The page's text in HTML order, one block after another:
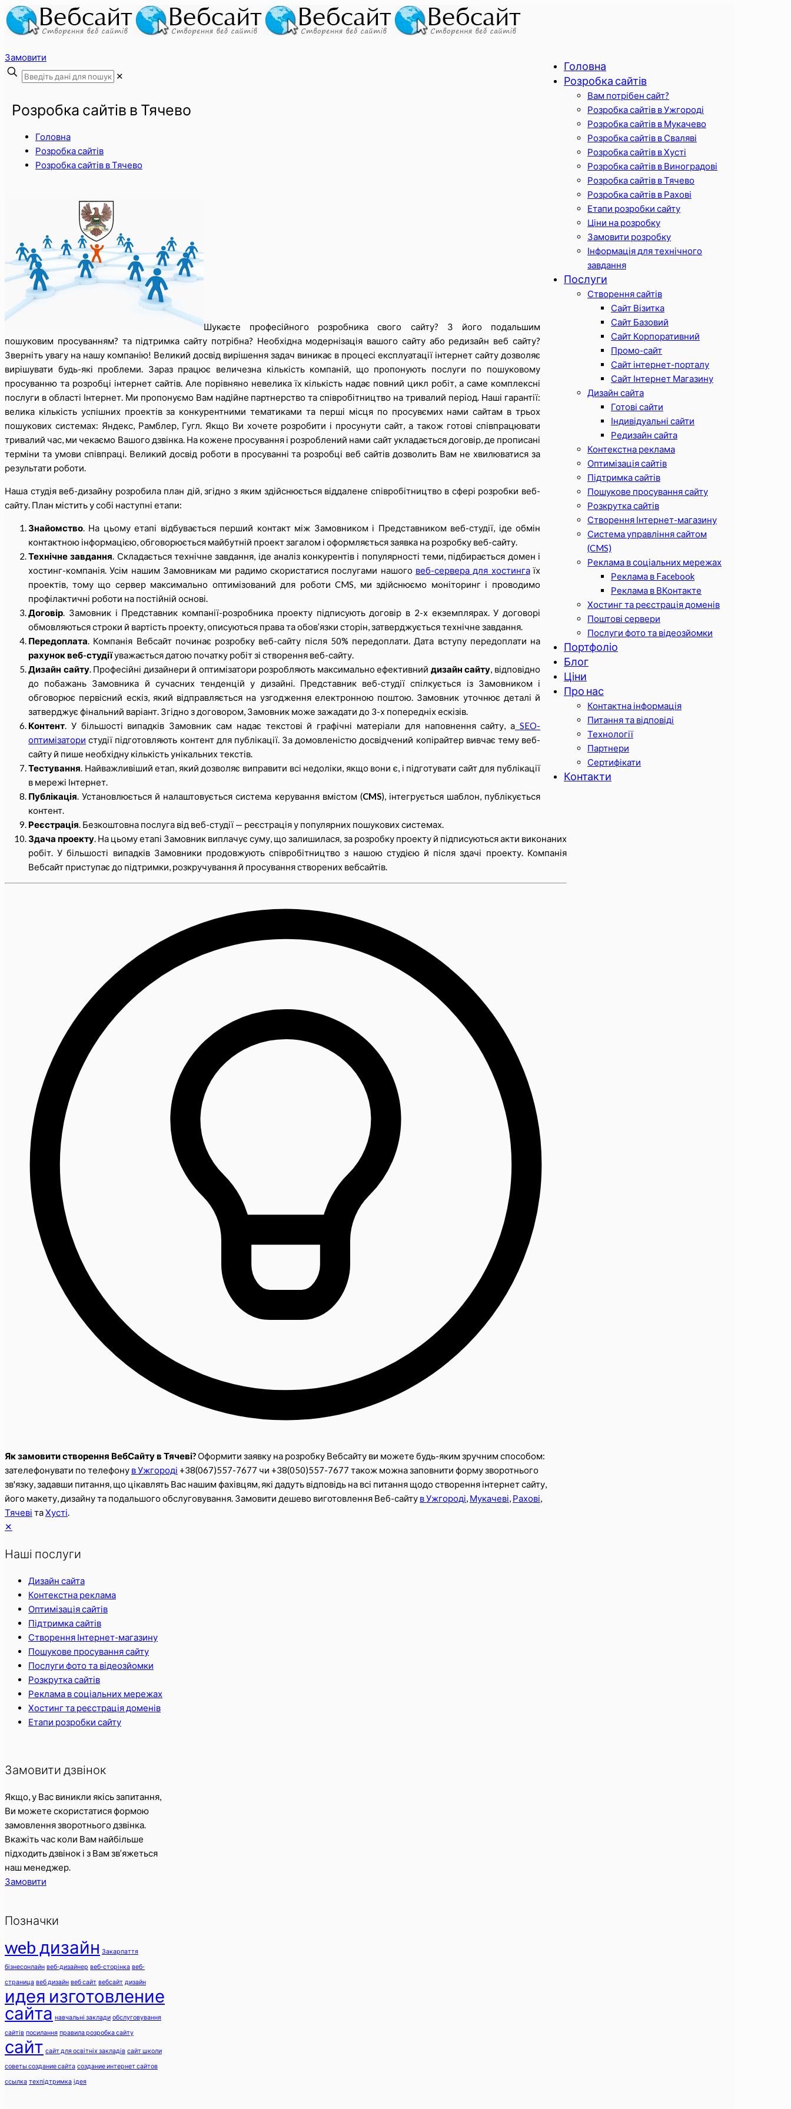
Головна
Розробка сайтів
Вам потрібен сайт?
Розробка сайтів в Ужгороді
Розробка сайтів в Мукачево
Розробка сайтів в Сваляві
Розробка сайтів в Хусті
Розробка сайтів в Виноградові
Розробка сайтів в Тячево
Розробка сайтів в Рахові
Етапи розробки сайту
Ціни на розробку
Замовити розробку
Інформація для технічного
завдання
Послуги
Створення сайтів
Сайт Візитка
Сайт Базовий
Сайт Корпоративний
Промо-сайт
Сайт інтернет-порталу
Сайт Інтернет Магазину
Дизайн сайта
Готові сайти
Індивідуальні сайти
Редизайн сайта
Контекстна реклама
Оптимізація сайтів
Підтримка сайтів
Пошукове просування сайту
Розкрутка сайтів
Створення Інтернет-магазину
Система управління сайтом
(CMS)
Реклама в соціальних мережах
Реклама в Facebook
Реклама в ВКонтакте
Хостинг та реєстрація доменів
Поштові сервери
Послуги фото та відеозйомки
Портфоліо
Блог
Ціни
Про нас
Контактна інформація
Питання та відповіді
Технології
Партнери
Сертифікати
Контакти
Замовити
✕
Розробка сайтів в Тячево
Головна
Розробка сайтів
Розробка сайтів в Тячево
Шукаєте професійного розробника свого сайту? З його подальшим
пошуковим просуванням? та підтримка сайту потрібна? Необхідна модернізація вашого сайту або редизайн веб сайту?
Зверніть увагу на нашу компанію! Великий досвід вирішення задач виникає в процесі експлуатації інтернет сайту дозволяє
вирішувати будь-які проблеми. Зараз працює величезна кількість компаній, що пропонують послуги по пошуковому
просуванню та розробці інтернет сайтів. Але порівняно невелика їх кількість надає повний цикл робіт, а саме комплексні
послуги в області Інтернет. Ми пропонуємо Вам надійне партнерство та співробітництво на тривалий період. Наші гарантії:
велика кількість успішних проектів за конкурентними тематиками та перші місця по просувємих нами сайтам в трьох
пошукових системах: Яндекс, Рамблер, Гугл. Якщо Ви хочете розробити і просунути сайт, а також готові співпрацювати
тривалий час, ми чекаємо Вашого дзвінка. На кожене просування і розроблений нами сайт укладається договір, де прописані
терміни та умови співпраці. Великий досвід роботи в просуванні та розробці веб сайтів дозволить Вам не хвилюватися за
результати роботи.
Наша студія веб-дизайну розробила план дій, згідно з яким здійснюється віддалене співробітництво в сфері розробки веб-
сайту. План містить у собі наступні етапи:
Знайомство . На цьому етапі відбувається перший контакт між Замовником і Представником веб-студії, іде обмін
контактною інформацією, обговорюється майбутній проект загалом і оформляється заявка на розробку веб-сайту.
Технічне завдання . Складається технічне завдання, іде аналіз конкурентів і популярності теми, підбирається домен і
хостинг-компанія. Усім нашим Замовникам ми радимо скористатися послугами нашого веб-сервера для хостингаїх
проектів, тому що сервер максимально оптимізований для роботи CMS, ми здійснюємо моніторинг і проводимо
профілактичні роботи на постійній основі.
Договір . Замовник і Представник компанії-розробника проекту підписують договір в 2-х екземплярах. У договорі
обмовляються строки й вартість проекту, описуються права та обов’язки сторін, затверджується технічне завдання.
Передоплата . Компанія Вебсайт починає розробку веб-сайту після 50% передоплати. Дата вступу передоплати на
рахунок веб-студіїуважається датою початку робіт зі створення веб-сайту.
Дизайн сайту. Професійні дизайнери й оптимізатори розробляють максимально ефективний дизайн сайту , відповідно
до побажань Замовника й сучасних тенденцій у дизайні. Представник веб-студії спілкується із Замовником і
обговорює первісний ескіз, який відправляється на узгодження електронною поштою. Замовник уточнює деталі й
затверджує фінальний варіант. Згідно з договором, Замовник може зажадати до 3-х попередніх ескізів.
Контент . У більшості випадків Замовник сам надає текстові й графічні матеріали для наповнення сайту, а SEO-
оптимізатори студії підготовляють контент для публікації. За домовленістю досвідчений копірайтер вивчає тему веб-
сайту й пише необхідну кількість унікальних текстів.
Тестування . Найважливіший етап, який дозволяє виправити всі недоліки, якщо вони є, і підготувати сайт для публікації
в мережі Інтернет.
Публікація . Установлюється й налаштовується система керування вмістом (CMS), інтегрується шаблон, публікується
контент.
Реєстрація . Безкоштовна послуга від веб-студії — реєстрація у популярних пошукових системах.
Здача проекту . На цьому етапі Замовник виплачує суму, що залишилася, за розробку проекту й підписуються акти виконаних
робіт. У більшості випадків Замовники продовжують співробітництво з нашою студією й після здачі проекту. Компанія
Вебсайт приступає до підтримки, розкручування й просування створених вебсайтів.
Як замовити створення ВебСайту в Тячеві? Оформити заявку на розробку Вебсайту ви можете будь-яким зручним способом:
зателефонувати по телефону в Ужгороді +38(067)557-7677 чи +38(050)557-7677 також можна заповнити форму зворотнього
зв'язку, задавши питання, що цікавлять Вас нашим фахівцям, які дадуть відповідь на всі питання щодо створення інтернет сайту,
його макету, дизайну та подальшого обслуговування. Замовити дешево виготовлення Веб-сайту в Ужгороді, Мукачеві, Рахові,
Тячеві таХусті.
✕
Наші послуги
Дизайн сайта
Контекстна реклама
Оптимізація сайтів
Підтримка сайтів
Створення Інтернет-магазину
Пошукове просування сайту
Послуги фото та відеозйомки
Розкрутка сайтів
Реклама в соціальних мережах
Хостинг та реєстрація доменів
Етапи розробки сайту
Замовити дзвінок
Якщо, у Вас виникли якісь запитання,
Ви можете скористатися формою
замовлення зворотнього дзвінка.
Вкажіть час коли Вам найбільше
підходить дзвінок і з Вам зв’яжеться
наш менеджер.
Замовити
Позначки
web дизайн Закарпаття
бізнесонлайн веб-дизайнер веб-сторінка веб-
страница веб дизайн веб сайт вебсайт дизайн
идея изготовление
сайта навчальні заклади обслуговування
сайтів посилання правила розробка сайту
сайт сайт для освітніх закладів сайт школи
советы создание сайта создание интернет сайтов
ссылка техпідтримка ідея